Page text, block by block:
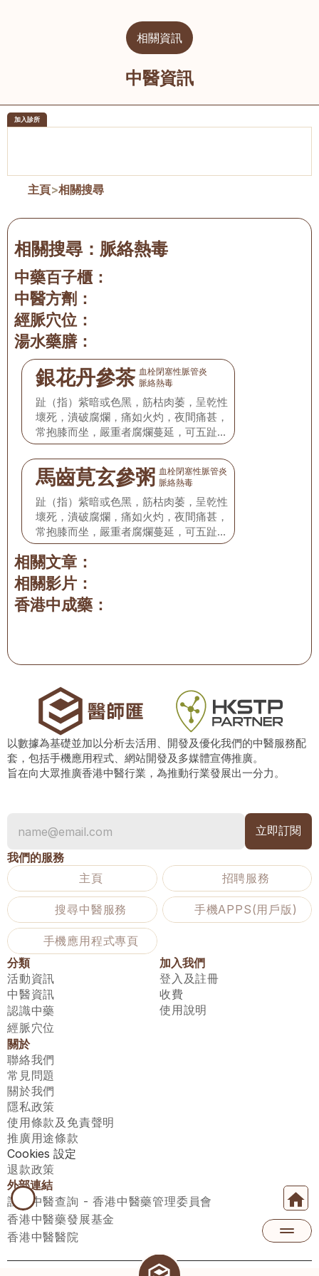
相關資訊
中醫資訊
加入診所
主頁>相關搜尋
相關搜尋： 脈絡熱毒
中藥百子櫃：
中醫方劑：
經脈穴位：
湯水藥膳：
銀花丹參茶 血栓閉塞性脈管炎
脈絡熱毒
趾（指）紫暗或色黑，筋枯肉萎，呈乾性
壞死，潰破腐爛，痛如火灼，夜間痛甚，
常抱膝而坐，嚴重者腐爛蔓延，可五趾
（指）相傳，漸見肢節壞死，自行脫落，
並伴有發熱、口乾、便秘、尿赤等，舌質
紅，舌苔黃燥，脈細數。
馬齒莧玄參粥 血栓閉塞性脈管炎
脈絡熱毒
趾（指）紫暗或色黑，筋枯肉萎，呈乾性
壞死，潰破腐爛，痛如火灼，夜間痛甚，
常抱膝而坐，嚴重者腐爛蔓延，可五趾
（指）相傳，漸見肢節壞死，自行脫落，
並伴有發熱、口乾、便秘、尿赤等，舌質
紅，舌苔黃燥，脈細數。
相關文章：
相關影片：
香港中成藥：
以數據為基礎並加以分析去活用、開發及優化我們的中醫服務配
套，包括手機應用程式、網站開發及多媒體宣傳推廣。
旨在向大眾推廣香港中醫行業，為推動行業發展出一分力。
我們的服務
主頁
招聘服務
搜尋中醫服務 手機APPS(用戶版)
手機應用程式專頁
分類
活動資訊
中醫資訊
認識中藥
經脈穴位
加入我們
登入及註冊
收費
使用說明
關於
聯絡我們
常見問題
關於我們
隱私政策
使用條款及免責聲明
推廣用途條款
Cookies 設定
退款政策
外部連結
註冊中醫查詢 - 香港中醫藥管理委員會
香港中醫藥發展基金
香港中醫醫院